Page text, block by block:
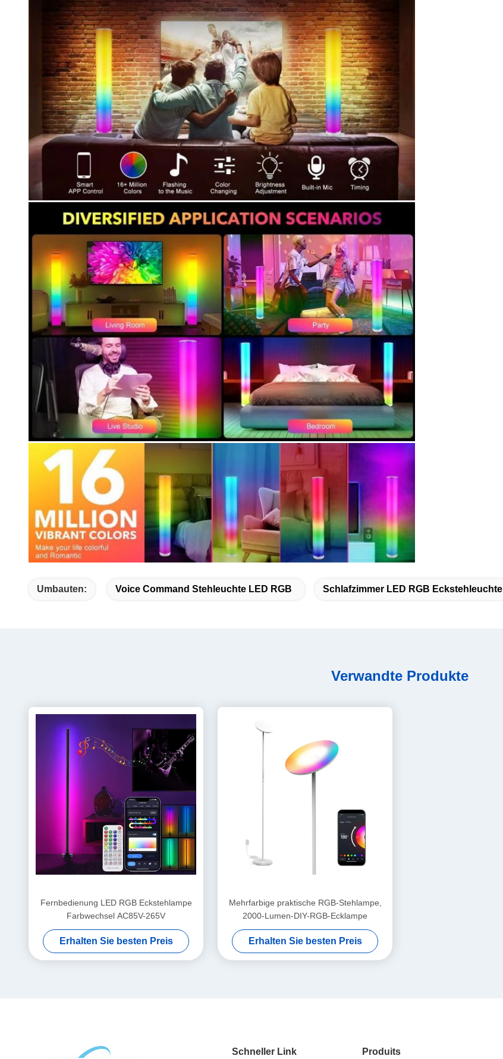
Umbauten: Voice Command Stehleuchte LED RGB Schlafzimmer LED RGB Eckstehleuchte
Verwandte Produkte
Fernbedienung LED RGB Eckstehlampe
Farbwechsel AC85V-265V
Erhalten Sie besten Preis
Mehrfarbige praktische RGB-Stehlampe,
2000-Lumen-DIY-RGB-Ecklampe
Erhalten Sie besten Preis
Schneller Link Produits